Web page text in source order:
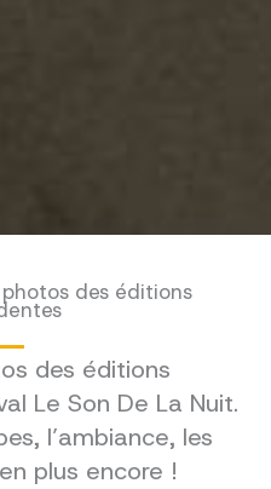
des éditions
des éditions
Le Son De La Nuit.
l’ambiance, les
plus encore !